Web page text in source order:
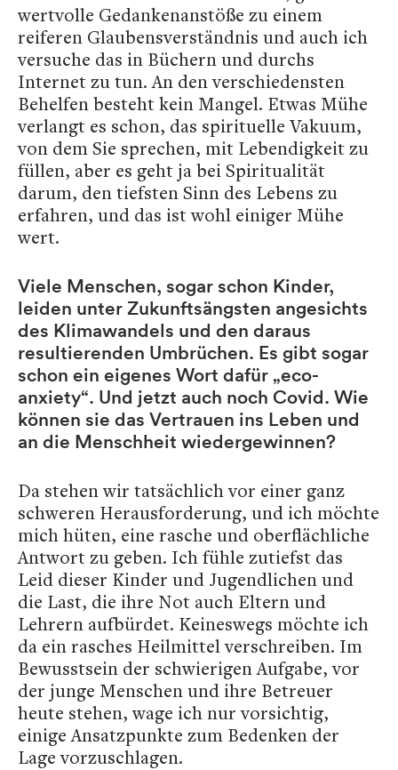
wertvolle Gedankenanstöße zu einem
reiferen Glaubensverständnis und auch ich
versuche das in Büchern und durchs
Internet zu tun. An den verschiedensten
Behelfen besteht kein Mangel. Etwas Mühe
verlangt es schon, das spirituelle Vakuum,
von dem Sie sprechen, mit Lebendigkeit zu
füllen, aber es geht ja bei Spiritualität
darum, den tiefsten Sinn des Lebens zu
erfahren, und das ist wohl einiger Mühe
wert.
Viele Menschen, sogar schon Kinder,
leiden unter Zukunftsängsten angesichts
des Klimawandels und den daraus
resultierenden Umbrüchen. Es gibt sogar
schon ein eigenes Wort dafür „eco-
anxiety“. Und jetzt auch noch Covid. Wie
können sie das Vertrauen ins Leben und
an die Menschheit wiedergewinnen?
Da stehen wir tatsächlich vor einer ganz
schweren Herausforderung, und ich möchte
mich hüten, eine rasche und oberflächliche
Antwort zu geben. Ich fühle zutiefst das
Leid dieser Kinder und Jugendlichen und
die Last, die ihre Not auch Eltern und
Lehrern aufbürdet. Keineswegs möchte ich
da ein rasches Heilmittel verschreiben. Im
Bewusstsein der schwierigen Aufgabe, vor
der junge Menschen und ihre Betreuer
heute stehen, wage ich nur vorsichtig,
einige Ansatzpunkte zum Bedenken der
Lage vorzuschlagen.